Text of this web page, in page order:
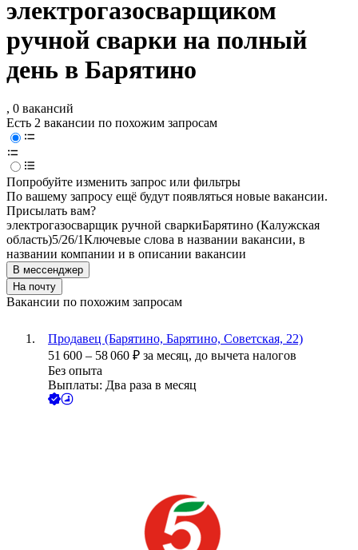
электрогазосварщиком
ручной сварки на полный
день в Барятино
, 0 вакансий
Есть 2 вакансии по похожим запросам
Попробуйте изменить запрос или фильтры
По вашему запросу ещё будут появляться новые вакансии.
Присылать вам?
электрогазосварщик ручной сваркиБарятино (Калужская
область)5/26/1Ключевые слова в названии вакансии, в
названии компании и в описании вакансии
В мессенджер
На почту
Вакансии по похожим запросам
Продавец (Барятино, Барятино, Советская, 22)
51 600 – 58 060 ₽ за месяц, до вычета налогов
Без опыта
Выплаты: Два раза в месяц